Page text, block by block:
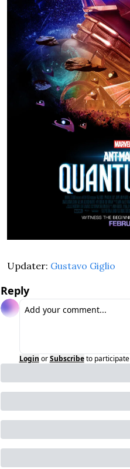
Updater: Gustavo Giglio
Reply
Login or Subscribe to participate